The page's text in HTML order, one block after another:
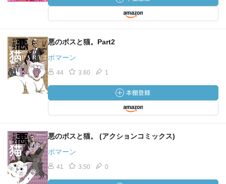
悪のボスと猫。Part2
ボマーン
44 3.60 1
悪のボスと猫。 (アクションコミックス)
ボマーン
41 3.50 0